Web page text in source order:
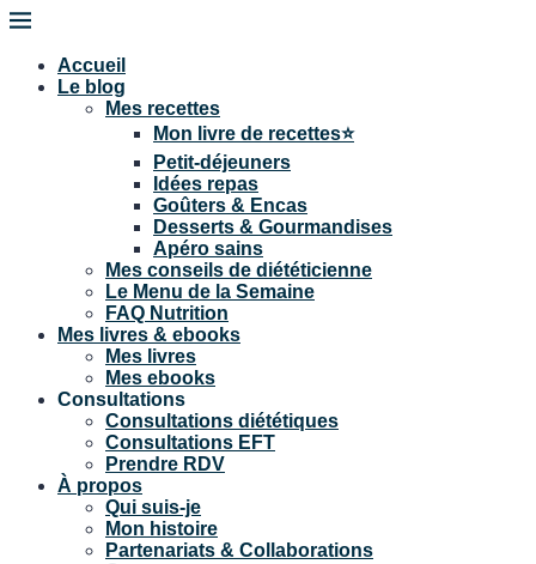
Accueil
Le blog
Mes recettes
Mon livre de recettes⭐
Petit-déjeuners
Idées repas
Goûters & Encas
Desserts & Gourmandises
Apéro sains
Mes conseils de diététicienne
Le Menu de la Semaine
FAQ Nutrition
Mes livres & ebooks
Mes livres
Mes ebooks
Consultations
Consultations diététiques
Consultations EFT
Prendre RDV
À propos
Qui suis-je
Mon histoire
Partenariats & Collaborations